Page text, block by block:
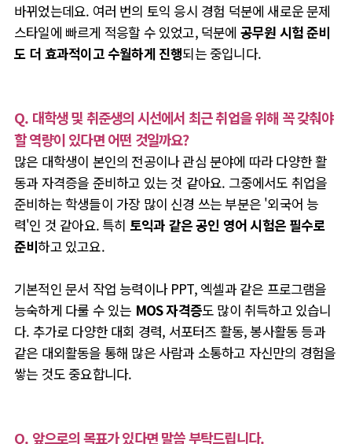
바뀌었는데요. 여러 번의 토익 응시 경험 덕분에 새로운 문제
스타일에 빠르게 적응할 수 있었고, 덕분에 공무원 시험 준비
도 더 효과적이고 수월하게 진행되는 중입니다.
Q. 대학생 및 취준생의 시선에서 최근 취업을 위해 꼭 갖춰야
할 역량이 있다면 어떤 것일까요?
많은 대학생이 본인의 전공이나 관심 분야에 따라 다양한 활
동과 자격증을 준비하고 있는 것 같아요. 그중에서도 취업을
준비하는 학생들이 가장 많이 신경 쓰는 부분은 '외국어 능
력'인 것 같아요. 특히 토익과 같은 공인 영어 시험은 필수로
준비하고 있고요.
기본적인 문서 작업 능력이나 PPT, 엑셀과 같은 프로그램을
능숙하게 다룰 수 있는 MOS 자격증도 많이 취득하고 있습니
다. 추가로 다양한 대회 경력, 서포터즈 활동, 봉사활동 등과
같은 대외활동을 통해 많은 사람과 소통하고 자신만의 경험을
쌓는 것도 중요합니다.
Q. 앞으로의 목표가 있다면 말씀 부탁드립니다.